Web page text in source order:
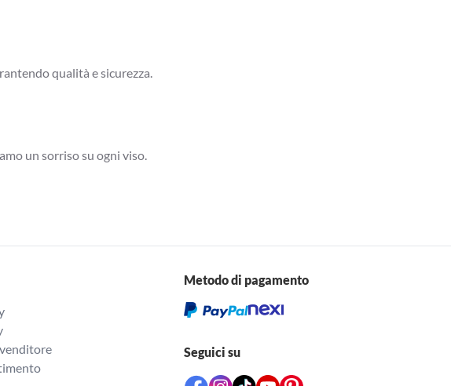
qualità e sicurezza.
un sorriso su ogni viso.
Metodo di pagamento
Seguici su